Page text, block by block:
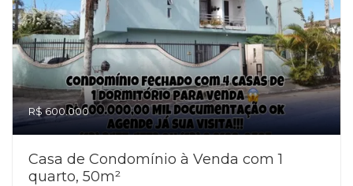
R$ 600.000
Casa de Condomínio à Venda com 1
quarto, 50m²